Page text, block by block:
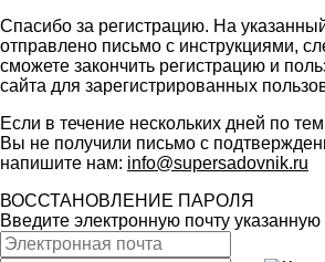
Спасибо за регистрацию. На
отправлено письмо с инструкциями,
сможете закончить регистрацию и
сайта для зарегистрированных
Если в течение нескольких дней по
Вы не получили письмо с
напишите нам: info@supersadovnik.ru
ВОССТАНОВЛЕНИЕ ПАРОЛЯ
Введите электронную почту